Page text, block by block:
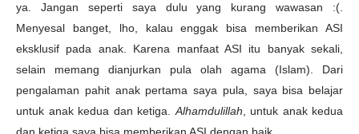
ya. Jangan seperti saya dulu yang kurang wawasan :(.
Menyesal banget, lho, kalau enggak bisa memberikan ASI
eksklusif pada anak. Karena manfaat ASI itu banyak sekali,
selain memang dianjurkan pula olah agama (Islam). Dari
pengalaman pahit anak pertama saya pula, saya bisa belajar
untuk anak kedua dan ketiga. Alhamdulillah , untuk anak kedua